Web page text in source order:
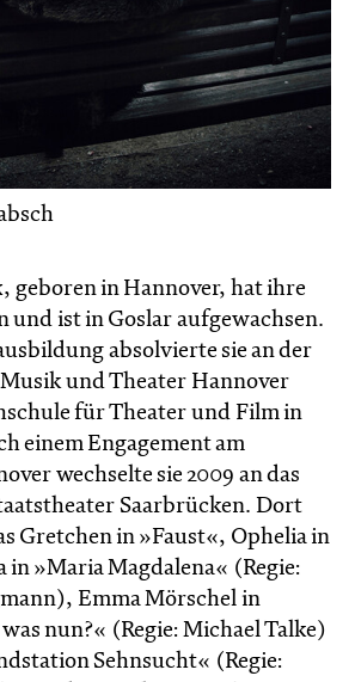
, geboren in Hannover, hat ihre
und ist in Goslar aufgewachsen.
absolvierte sie an der
und Theater Hannover
für Theater und Film in
einem Engagement am
wechselte sie 2009 an das
Saarbrücken. Dort
Gretchen in »Faust«, Ophelia in
»Maria Magdalena« (Regie:
Emma Mörschel in
nun?« (Regie: Michael Talke)
Sehnsucht« (Regie: